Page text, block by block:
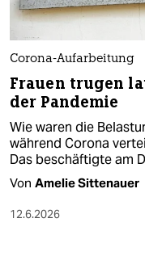
Corona-Aufarbeitung
Frauen trugen
der Pandemie
Wie waren die
während Corona
Das beschäftigte am
Von Amelie Sittenauer
12.6.2026